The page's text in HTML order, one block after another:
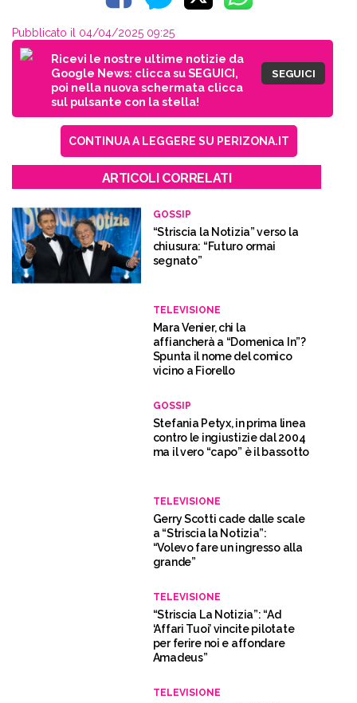
Pubblicato il 04/04/2025 09:25
Ricevi le nostre ultime notizie da
Google News: clicca su SEGUICI,
poi nella nuova schermata clicca
sul pulsante con la stella!
SEGUICI
CONTINUA A LEGGERE SU PERIZONA.IT
ARTICOLI CORRELATI
GOSSIP
“Striscia la Notizia” verso la
chiusura: “Futuro ormai
segnato”
TELEVISIONE
Mara Venier, chi la
affiancherà a “Domenica In”?
Spunta il nome del comico
vicino a Fiorello
GOSSIP
Stefania Petyx, in prima linea
contro le ingiustizie dal 2004
ma il vero “capo” è il bassotto
TELEVISIONE
Gerry Scotti cade dalle scale
a “Striscia la Notizia”:
“Volevo fare un ingresso alla
grande”
TELEVISIONE
“Striscia La Notizia”: “Ad
‘Affari Tuoi’ vincite pilotate
per ferire noi e affondare
Amadeus”
TELEVISIONE